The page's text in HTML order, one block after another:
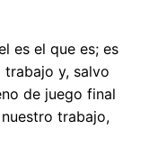
es el que es; es
y, salvo
de juego final
trabajo,